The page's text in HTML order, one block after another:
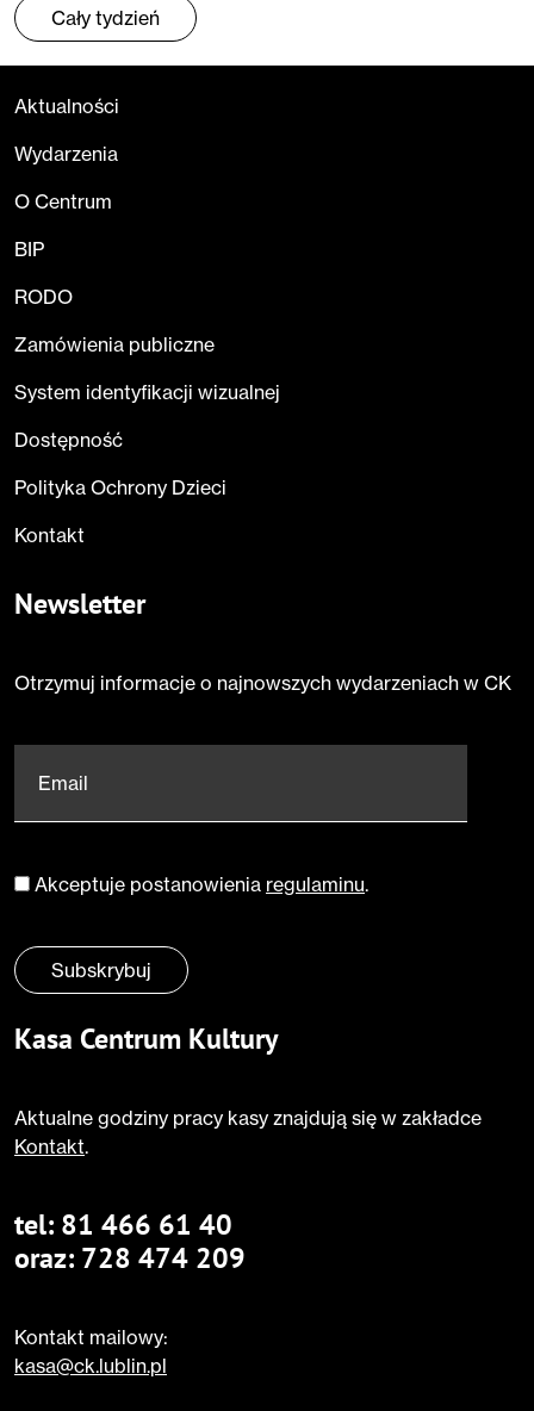
Cały tydzień
Aktualności
Wydarzenia
O Centrum
BIP
RODO
Zamówienia publiczne
System identyfikacji wizualnej
Dostępność
Polityka Ochrony Dzieci
Kontakt
Newsletter
Otrzymuj informacje o najnowszych wydarzeniach w CK
Email
Zgoda*
Akceptuje postanowienia regulaminu.
Subskrybuj
Kasa Centrum Kultury
Aktualne godziny pracy kasy znajdują się w zakładce
Kontakt.
tel: 81 466 61 40
oraz: 728 474 209
Kontakt mailowy:
kasa@ck.lublin.pl